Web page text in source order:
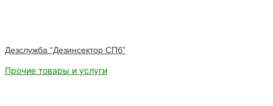
Дезслужба “Дезинсектор СПб”
Прочие товары и услуги